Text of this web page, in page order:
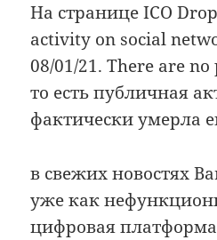
На странице ICO
activity on social
08/01/21. There are
то есть публичная
фактически умерла
в свежих новостях
уже как
цифровая